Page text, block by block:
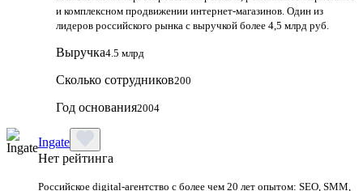
и комплексном продвижении интернет-магазинов. Один из
лидеров российского рынка с выручкой более 4,5 млрд руб.
Выручка4.5 млрд
Сколько сотрудников200
Год основания2004
Ingate
Нет рейтинга
Российское digital-агентство с более чем 20 лет опытом: SEO, SMM,